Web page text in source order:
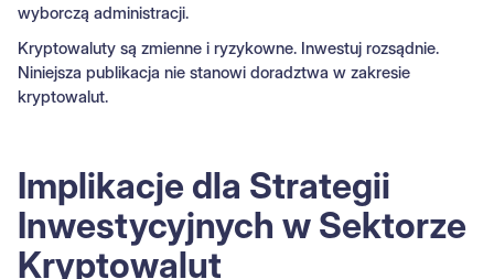
wyborczą administracji.
Kryptowaluty są zmienne i ryzykowne. Inwestuj rozsądnie.
Niniejsza publikacja nie stanowi doradztwa w zakresie
kryptowalut.
Implikacje dla Strategii
Inwestycyjnych w Sektorze
Kryptowalut